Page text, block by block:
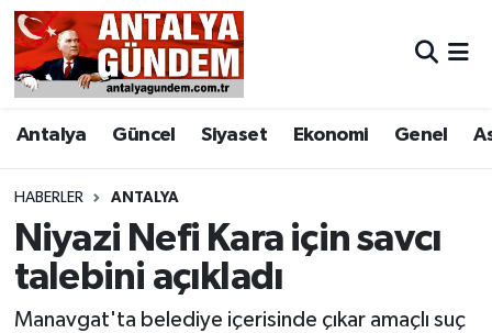
Antalya Güncel Siyaset Ekonomi Genel
HABERLER ANTALYA
Niyazi Nefi Kara için savcı
talebini açıkladı
Manavgat'ta belediye içerisinde çıkar amaçlı suç
Antalya
Asayiş
Bilim & Teknoloji
Bölge
EĞİTİM
Antalya Nöbetçi Eczaneler
Antalya Hava Durumu
Antalya Namaz Vakitleri
Antalya Trafik Yoğunluk Haritası
Süper Lig Puan Durumu ve Fikstür